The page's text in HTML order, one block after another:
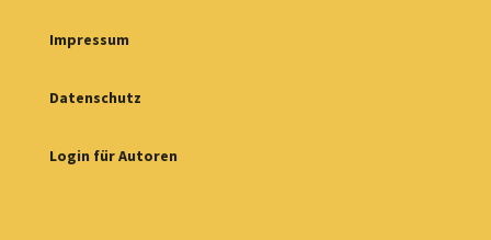
Impressum
Datenschutz
Login für Autoren